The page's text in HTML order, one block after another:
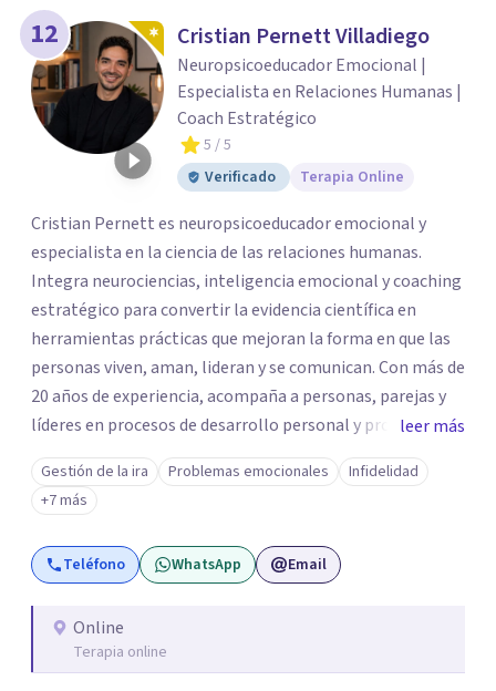
12 Cristian Pernett Villadiego
Neuropsicoeducador Emocional |
Especialista en Relaciones Humanas |
Coach Estratégico
5 / 5
Verificado
Terapia Online
Cristian Pernett es neuropsicoeducador emocional y
especialista en la ciencia de las relaciones humanas.
Integra neurociencias, inteligencia emocional y coaching
estratégico para convertir la evidencia científica en
herramientas prácticas que mejoran la forma en que las
personas viven, aman, lideran y se comunican. Con más de
20 años de experiencia, acompaña a personas, parejas y
líderes en procesos de desarrollo personal y profesional.
Su trabajo se centra en la regulación emocional, las
relaciones de pareja, la comunicación efectiva y el
liderazgo consciente. Su metodología combina
psicología contemporánea, neurociencias y estrategias
de cambio basadas en evidencia para fortalecer la
promover cambios sostenibles. Como divulgador
científico, acerca la psicología y las neurociencias a la vida
leer más
Gestión de la ira Problemas emocionales
Infidelidad
+7 más
Teléfono WhatsApp Email
Online
Terapia online